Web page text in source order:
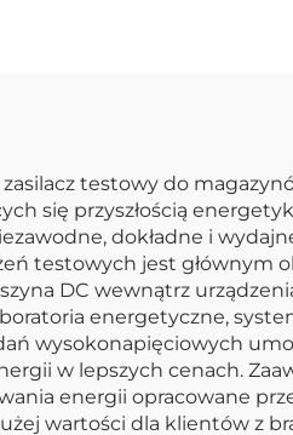
testowy do
się przyszłością
dokładne i
testowych jest głównym
DC wewnątrz
energetyczne,
wysokonapięciowych
w lepszych cenach.
energii opracowane
wartości dla klientów z